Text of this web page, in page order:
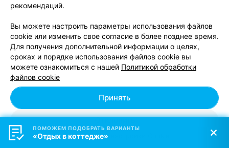
Также на Relax.by можно забронировать отдых в коттеджах,
Коттеджи и усадьбы на Нарочи
Отдых на Чигиринском водохранилище
Отдых на Минском море
Коттеджи и усадьбы на Браславских озерах
Усадьбы и коттеджи у озера в Беларуси
рекомендаций.
Вы можете настроить параметры использования файлов
cookie или изменить свое согласие в более позднее время.
Для получения дополнительной информации о целях,
сроках и порядке использования файлов cookie вы
можете ознакомиться с нашей Политикой обработки
файлов cookie
Отклонить
Принять
Персональные настройки Cookie
ПОМОЖЕМ ПОДОБРАТЬ ВАРИАНТЫ
«Отдых в коттедже»